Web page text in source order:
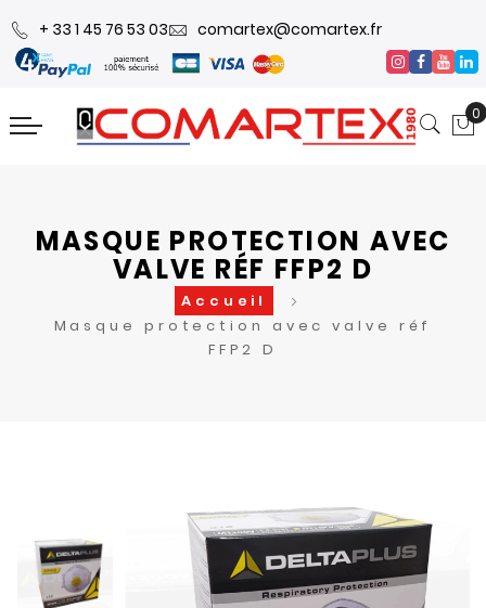
+ 33 1 45 76 53 03 comartex@comartex.fr
0
MASQUE PROTECTION AVEC
VALVE RÉF FFP2 D
Accueil
Masque protection avec valve réf
FFP2 D
end
the
beginning
the